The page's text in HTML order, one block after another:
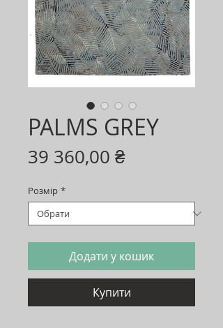
PALMS GREY
39 360,00 ₴Ціна
Розмір *
Додати у кошик
Купити